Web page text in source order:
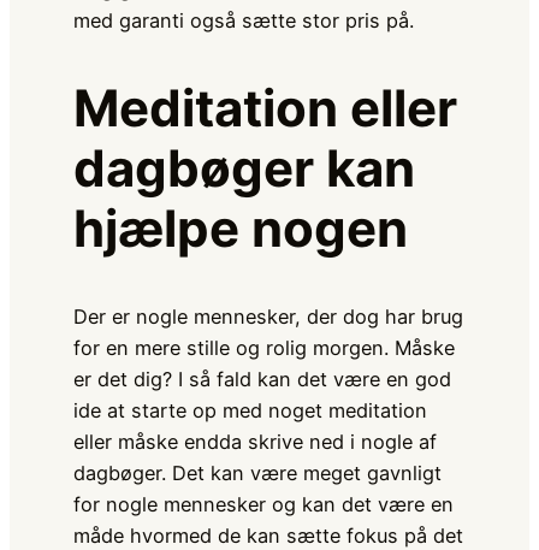
med garanti også sætte stor pris på.
Meditation eller
dagbøger kan
hjælpe nogen
Der er nogle mennesker, der dog har brug
for en mere stille og rolig morgen. Måske
er det dig? I så fald kan det være en god
ide at starte op med noget meditation
eller måske endda skrive ned i nogle af
dagbøger. Det kan være meget gavnligt
for nogle mennesker og kan det være en
måde hvormed de kan sætte fokus på det